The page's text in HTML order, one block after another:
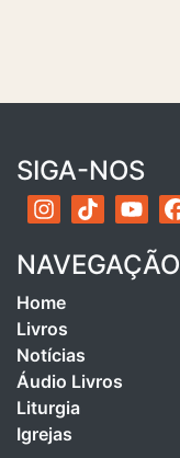
SIGA-NOS
NAVEGAÇÃO
Home
Livros
Notícias
Áudio Livros
Liturgia
Igrejas